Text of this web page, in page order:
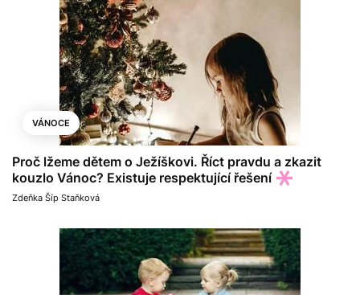
VÁNOCE
Proč lžeme dětem o Ježíškovi. Říct pravdu a zkazit
kouzlo Vánoc? Existuje respektující řešení
Zdeňka Šíp Staňková